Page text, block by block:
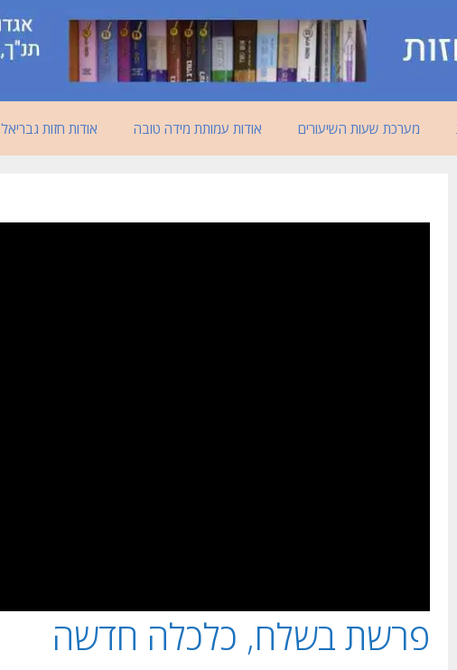
מערכת שעות השיעורים אודות עמותת מידה טובה אודות חזות גבריאל
פרשת בשלח, כלכלה חדשה